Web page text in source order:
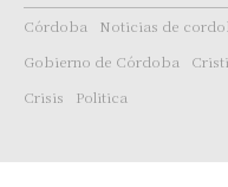
Córdoba Noticias de
Gobierno de Córdoba
Crisis
Politica